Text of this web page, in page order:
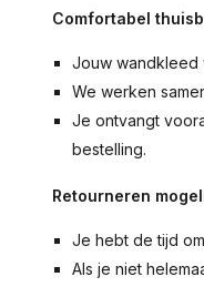
Comfortabel
Jouw wandkleed
We werken
Je ontvangt
bestelling.
Retourneren
Je hebt de tijd
Als je niet